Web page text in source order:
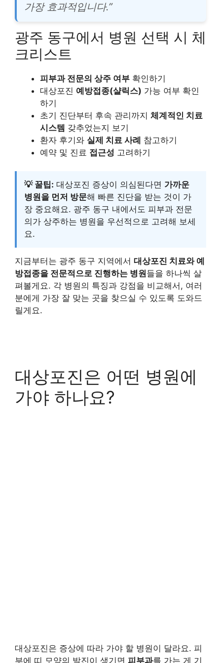
가장 효과적입니다.”
광주 동구에서 병원 선택 시 체
크리스트
피부과 전문의 상주 여부 확인하기
대상포진 예방접종(샬릭스) 가능 여부 확인
하기
초기 진단부터 후속 관리까지 체계적인 치료
시스템 갖추었는지 보기
환자 후기와 실제 치료 사례 참고하기
예약 및 진료 접근성 고려하기
💡 꿀팁: 대상포진 증상이 의심된다면 가까운
병원을 먼저 방문해 빠른 진단을 받는 것이 가
장 중요해요. 광주 동구 내에서도 피부과 전문
의가 상주하는 병원을 우선적으로 고려해 보세
요.
지금부터는 광주 동구 지역에서 대상포진 치료와 예
방접종을 전문적으로 진행하는 병원들을 하나씩 살
펴볼게요. 각 병원의 특징과 강점을 비교해서, 여러
분에게 가장 잘 맞는 곳을 찾으실 수 있도록 도와드
릴게요.
대상포진은 어떤 병원에
가야 하나요?
대상포진은 증상에 따라 가야 할 병원이 달라요. 피
부에 띠 모양의 발진이 생기면 피부과를 가는 게 기